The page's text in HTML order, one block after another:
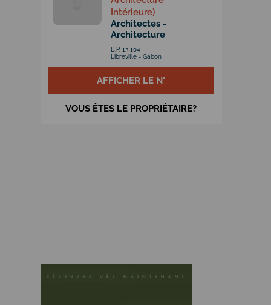
Intérieure)
Architectes -
Architecture
B.P. 13 104
Libreville - Gabon
AFFICHER LE N°
VOUS ÊTES LE PROPRIÉTAIRE?